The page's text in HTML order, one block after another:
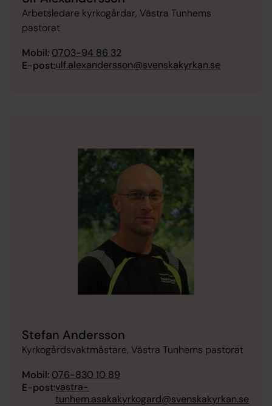
Arbetsledare kyrkogårdar, Västra Tunhems
pastorat
Mobil: 0703-94 86 32
E-post:ulf.alexandersson@svenskakyrkan.se
Stefan Andersson
Kyrkogårdsvaktmästare, Västra Tunhems pastorat
Mobil: 076-830 10 89
E-post:vastra-
tunhem.asakakyrkogard@svenskakyrkan.se